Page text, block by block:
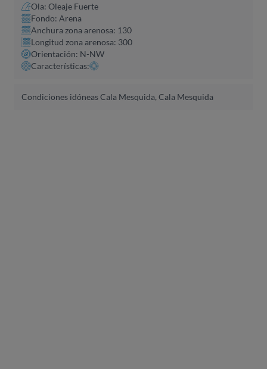
Ola: Oleaje Fuerte
Fondo: Arena
Anchura zona arenosa: 130
Longitud zona arenosa: 300
Orientación: N-NW
Características:
Condiciones idóneas Cala Mesquida, Cala Mesquida